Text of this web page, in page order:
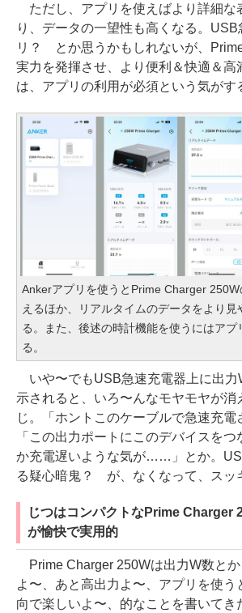
ただし、アプリを使えばより詳細な
り、データの一望性も高くなる。
リ？ とか思うかもしれないが、
実力を発揮させ、より便利＆快適＆高
は、アプリの利用が必須という気がす
Ankerアプリを使うとPrime Charger
えるほか、リアルタイムのデータをより見
る。また、後述の時計機能を使うにはアプ
る。
いや〜でもUSB急速充電器上に出力
示されると、いろ〜んなモヤモヤが消
じ。「ホントこのケーブルで急速充電
「この出力ポートにこのデバイスを
か充電遅いような気が……」とか。
る疑心暗鬼？ が、なくなって、スッ
じつはコンパクトなPrime Charger
が愉快で実用的
Prime Charger 250Wは出力W数とか
よ〜、あと高出力よ〜、アプリを使う
向で楽しいよ〜、的なことを書いてき